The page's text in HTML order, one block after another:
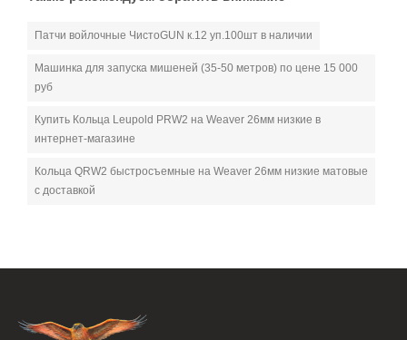
Патчи войлочные ЧистоGUN к.12 уп.100шт в наличии
Машинка для запуска мишеней (35-50 метров) по цене 15 000
руб
Купить Кольца Leupold PRW2 на Weaver 26мм низкие в
интернет-магазине
Кольца QRW2 быстросъемные на Weaver 26мм низкие матовые
с доставкой